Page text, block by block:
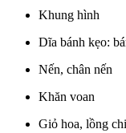
Khung hình
Dĩa bánh kẹo:
Nến, chân nến
Khăn voan
Giỏ hoa, lồng